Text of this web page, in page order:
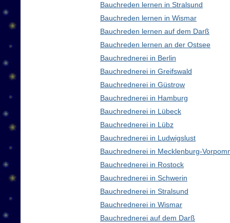
Bauchreden lernen in Stralsund
Bauchreden lernen in Wismar
Bauchreden lernen auf dem Darß
Bauchreden lernen an der Ostsee
Bauchrednerei in Berlin
Bauchrednerei in Greifswald
Bauchrednerei in Güstrow
Bauchrednerei in Hamburg
Bauchrednerei in Lübeck
Bauchrednerei in Lübz
Bauchrednerei in Ludwigslust
Bauchrednerei in Mecklenburg-
Bauchrednerei in Rostock
Bauchrednerei in Schwerin
Bauchrednerei in Stralsund
Bauchrednerei in Wismar
Bauchrednerei auf dem Darß